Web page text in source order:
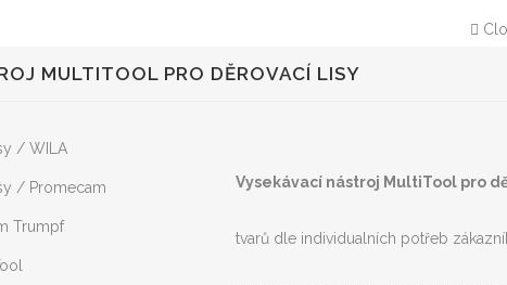
MULTITOOL PRO DĚROVACÍ LISY
/ WILA
/ Promecam
Trumpf
Vysekávací nástroj MultiTool pro
tvarů dle individualních potřeb